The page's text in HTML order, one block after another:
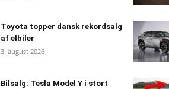
Toyota topper dansk rekordsalg
af elbiler
3. august 2026
Bilsalg: Tesla Model Y i stort